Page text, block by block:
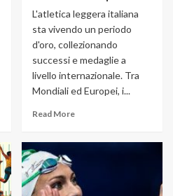
L'atletica leggera italiana
sta vivendo un periodo
d'oro, collezionando
successi e medaglie a
livello internazionale. Tra
Mondiali ed Europei, i...
Read More